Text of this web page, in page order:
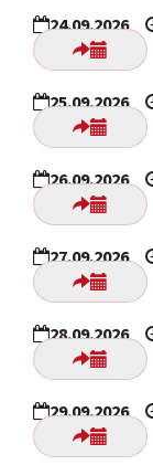
24.09.2026
25.09.2026
26.09.2026
27.09.2026
28.09.2026
29.09.2026